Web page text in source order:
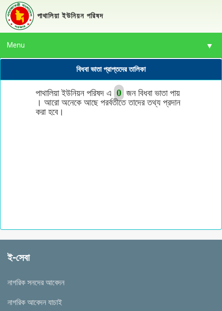
পাথালিয়া ইউনিয়ন পরিষদ
Menu ▼
বিধবা ভাতা প্রাপ্তদের তালিকা
পাথালিয়া ইউনিয়ন পরিষদ এ 0 জন বিধবা ভাতা পায়
। আরো অনেকে আছে পরর্বতীতে তাদের তথ্য প্রদান
করা হবে।
ই-সেবা
নাগরিক সনদের আবেদন
নাগরিক আবেদন যাচাই